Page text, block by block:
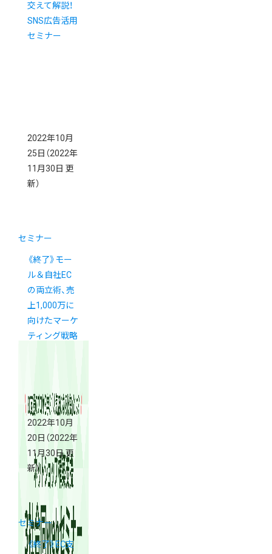
交えて解説！
SNS広告活用
セミナー
2022年10月
25日 （2022年
11月30日 更
新）
セミナー
《終了》モー
ル＆自社EC
の両立術、売
上1,000万に
向けたマーケ
ティング戦略
2022年10月
20日 （2022年
11月30日 更
新）
セミナー
《終了》EC支